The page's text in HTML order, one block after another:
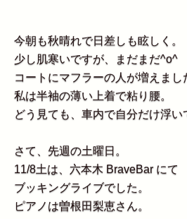
今朝も秋晴れで日差しも眩しく。
少し肌寒いですが、まだまだ^o^
コートにマフラーの人が増えまし
私は半袖の薄い上着で粘り腰。
どう見ても、車内で自分だけ浮い
さて、先週の土曜日。
11/8土は、六本木 BraveBar にて
ブッキングライブでした。
ピアノは曽根田梨恵さん。